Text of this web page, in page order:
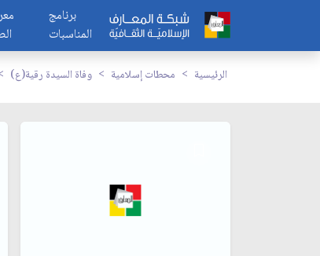
برنامج
المناسبات
الرئيسية محطات إسلامية وفاة السيدة رقية(ع)